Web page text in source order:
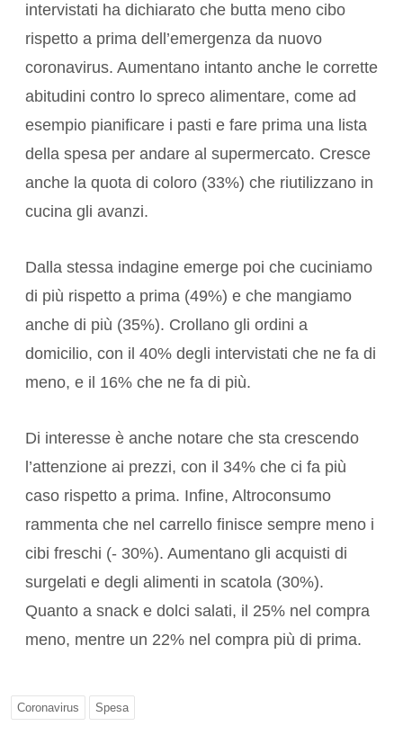
intervistati ha dichiarato che butta meno cibo
rispetto a prima dell’emergenza da nuovo
coronavirus. Aumentano intanto anche le corrette
abitudini contro lo spreco alimentare, come ad
esempio pianificare i pasti e fare prima una lista
della spesa per andare al supermercato. Cresce
anche la quota di coloro (33%) che riutilizzano in
cucina gli avanzi.
Dalla stessa indagine emerge poi che cuciniamo
di più rispetto a prima (49%) e che mangiamo
anche di più (35%). Crollano gli ordini a
domicilio, con il 40% degli intervistati che ne fa di
meno, e il 16% che ne fa di più.
Di interesse è anche notare che sta crescendo
l’attenzione ai prezzi, con il 34% che ci fa più
caso rispetto a prima. Infine, Altroconsumo
rammenta che nel carrello finisce sempre meno i
cibi freschi (- 30%). Aumentano gli acquisti di
surgelati e degli alimenti in scatola (30%).
Quanto a snack e dolci salati, il 25% nel compra
meno, mentre un 22% nel compra più di prima.
Coronavirus Spesa